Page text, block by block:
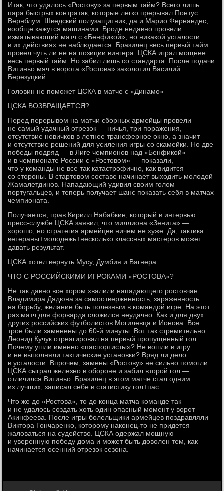
Итак, что удалось «Ростову» за первым тайм? Всего лишь
пара быстрых контратак, которые легко прерывал Понтус
Вернблум. Шведский полузащитник, да и Марио Фернандес,
вообще кажутся машинами. Вроде недавно провели
изматывающий матч с «Бенфикой», но никакой усталости
в их действиях не наблюдается. Бразилец весь первый тайм
провел чуть ли не на позиции вингера. ЦСКА играл мощнее
весь первый тайм. Но забил лишь со стандарта. После подачи
Витиньо мяч в ворота «Ростова» заколотил Василий
Березуцкий.
Головин не поможет ЦСКА в матче с «Динамо»
ЦСКА ВОЗВРАЩАЕТСЯ?
Перед перерывом на матчи сборных армейцы провели
не самый удачный отрезок — ничья, три поражения,
отсутствие новичков в летнее трансферное окно, а значит
и отсутствие решений для усиления игры со скамейки. Но две
победы подряд — в Лиге чемпионов над «Бенфикой»
и в чемпионате России с «Ростовом» — показали,
что у команды не все так катастрофично, как видится
со стороны. В стартовом составе начинает выходить молодой
Жамалетдинов. Нападающий удивил своим голом
португальцев, и теперь получает шанс показать себя в матчах
чемпионата.
Получается, прав Кирилл Набабкин, который в интервью
пресс-службе ЦСКА заявил, что миллиона «Зенита» —
хорошо, но стратегия армейцев ничем не хуже. Да, тактика
ветераны+молодежь+несколько классных мастеров может
давать результат.
ЦСКА хотел вернуть Мусу, Думбия и Вагнера
ЧТО С РОССИЙСКИМИ ИГРОКАМИ «РОСТОВА»?
Не так давно все хором хвалили нападающего ростовчан
Владимира Дядюна за самоотверженность, заряженность
на борьбу, желание быть полезным в командой игре. На этот
раз матч для форварда сложился неудачно. Как и для двух
других российских футболистов Могилевца и Ионова. Все
трое были заменены до 60-й минуты. Вот так стремительно
Леонид Кучук отреагировал на первый пропущенный гол.
Почему ушли именно «паспортисты»? Не вошли в игру
и не выполняли тактические установки? Вряд ли дело
в усталости. Впрочем, замены «Ростову» не сильно помогли.
ЦСКА сыграл железно в обороне и забил второй гол —
отличился Витиньо. Бразилец в этом матче стал одним
из лучших, записал себе в статистику гол+пас.
Что же до «Ростова», то до конца матча команде так
и не удалось создать хоть один опасный момент у ворот
Акинфеева. После игры болельщики армейцев поздравляли
Виктора Гончаренко, которому наконец-то не придется
жаловаться на судейство. ЦСКА одержал мощную
и уверенную победу дома и может быть доволен тем, как
начинается осенний отрезок сезона.